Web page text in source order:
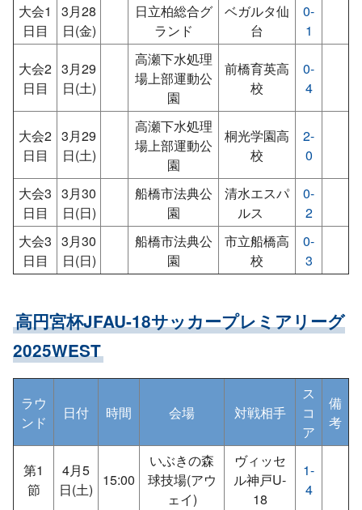
大会1
日目
3月28
日(金)
日立柏総合グ
ランド
ベガルタ仙
台
0-
1
大会2
日目
3月29
日(土)
高瀬下水処理
場上部運動公
園
前橋育英高
校
0-
4
大会2
日目
3月29
日(土)
高瀬下水処理
場上部運動公
園
桐光学園高
校
2-
0
大会3
日目
3月30
日(日)
船橋市法典公
園
清水エスパ
ルス
0-
2
大会3
日目
3月30
日(日)
船橋市法典公
園
市立船橋高
校
0-
3
高円宮杯JFAU-18サッカープレミアリーグ
2025WEST
ラウ
ンド
日付 時間 会場 対戦相手
ス
コ
ア
備
考
第1
節
4月5
日(土) 15:00
いぶきの森
球技場(アウ
ェイ)
ヴィッセ
ル神戸U-
18
1-
4